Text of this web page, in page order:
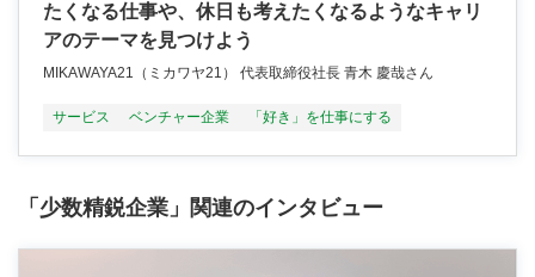
たくなる仕事や、休日も考えたくなるようなキャリ
アのテーマを見つけよう
MIKAWAYA21（ミカワヤ21） 代表取締役社長 青木 慶哉さん
サービス ベンチャー企業 「好き」を仕事にする
「少数精鋭企業」関連のインタビュー